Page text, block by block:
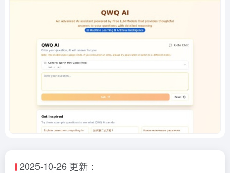
2025-10-26 更新：